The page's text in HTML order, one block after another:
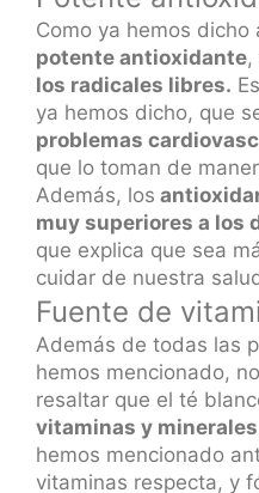
Como ya hemos
potente antioxidante,
los radicales libres.
ya hemos dicho, que
problemas
que lo toman de
Además, los
muy superiores a los
que explica que sea
cuidar de nuestra
Fuente de
Además de todas las
hemos mencionado,
resaltar que el té
vitaminas y minerales
hemos mencionado
vitaminas respecta, y